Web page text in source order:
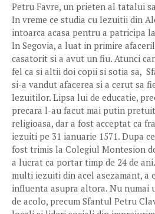
Petru Favre, un prieten al tatalui
In vreme ce studia cu Iezuitii din
intoarca acasa pentru a patricipa
In Segovia, a luat in primire
casatorit si a avut un fiu. Atunci
fel ca si altii doi copii si sotia sa,
si-a vandut afacerea si a cerut sa
Iezuitilor. Lipsa lui de educatie,
precara l-au facut mai putin
religioasa, dar a fost acceptat ca
iezuiti pe 31 ianuarie 1571. Dupa
fost trimis la Colegiul Montesion
a lucrat ca portar timp de 24 de
multi iezuiti din acel asezamant, a
influenta asupra altora. Nu numai
de acolo, precum Sfantul Petru